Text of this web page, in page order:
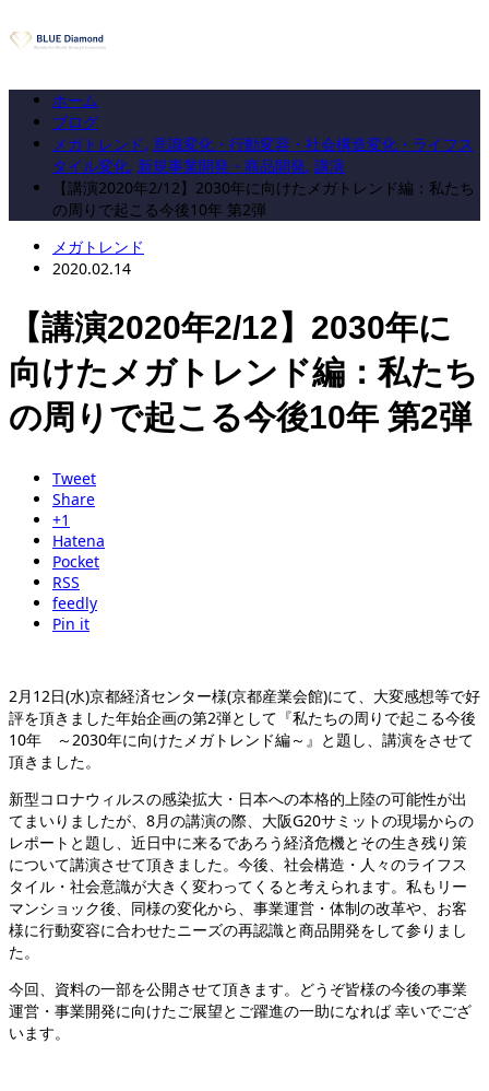
ホーム
ブログ
メガトレンド, 意識変化・行動変容・社会構造変化・ライフス
タイル変化, 新規事業開発・商品開発, 講演
【講演2020年2/12】2030年に向けたメガトレンド編：私たち
の周りで起こる今後10年 第2弾
メガトレンド
2020.02.14
【講演2020年2/12】2030年に
向けたメガトレンド編：私たち
の周りで起こる今後10年 第2弾
Tweet
Share
+1
Hatena
Pocket
RSS
feedly
Pin it
2月12日(水)京都経済センター様(京都産業会館)にて、大変感想等で好
評を頂きました年始企画の第2弾として『私たちの周りで起こる今後
10年 ～2030年に向けたメガトレンド編～』と題し、講演をさせて
頂きました。
新型コロナウィルスの感染拡大・日本への本格的上陸の可能性が出
てまいりましたが、8月の講演の際、大阪G20サミットの現場からの
レポートと題し、近日中に来るであろう経済危機とその生き残り策
について講演させて頂きました。今後、社会構造・人々のライフス
タイル・社会意識が大きく変わってくると考えられます。私もリー
マンショック後、同様の変化から、事業運営・体制の改革や、お客
様に行動変容に合わせたニーズの再認識と商品開発をして参りまし
た。
今回、資料の一部を公開させて頂きます。どうぞ皆様の今後の事業
運営・事業開発に向けたご展望とご躍進の一助になれば 幸いでござ
います。